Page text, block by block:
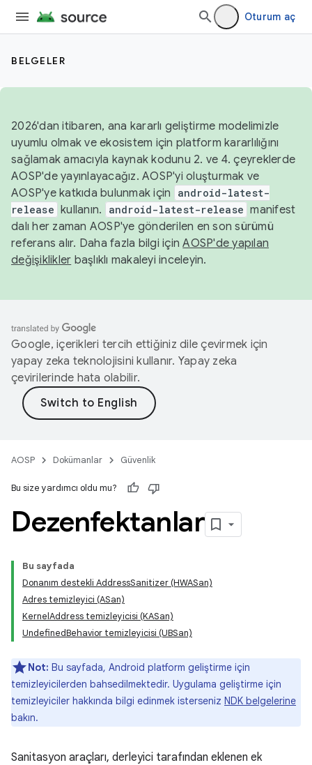
Oturum aç
BELGELER
2026'dan itibaren, ana kararlı geliştirme modelimizle
uyumlu olmak ve ekosistem için platform kararlılığını
sağlamak amacıyla kaynak kodunu 2. ve 4. çeyreklerde
AOSP'de yayınlayacağız. AOSP'yi oluşturmak ve
AOSP'ye katkıda bulunmak için
android-latest-
release kullanın. android-latest-release manifest
dalı her zaman AOSP'ye gönderilen en son sürümü
referans alır. Daha fazla bilgi içinAOSP'de yapılan
değişiklikler başlıklı makaleyi inceleyin.
Google, içerikleri tercih ettiğiniz dile çevirmek için
yapay zeka teknolojisini kullanır. Yapay zeka
çevirilerinde hata olabilir.
AOSP Dokümanlar Güvenlik
Bu size yardımcı oldu mu?
Dezenfektanlar
Bu sayfada
Donanım destekli AddressSanitizer (HWASan)
Adres temizleyici (ASan)
KernelAddress temizleyicisi (KASan)
UndefinedBehavior temizleyicisi (UBSan)
Not: Bu sayfada, Android platform geliştirme için
temizleyicilerden bahsedilmektedir. Uygulama geliştirme için
temizleyiciler hakkında bilgi edinmek isterseniz NDK belgelerine
bakın.
Sanitasyon araçları, derleyici tarafından eklenen ek